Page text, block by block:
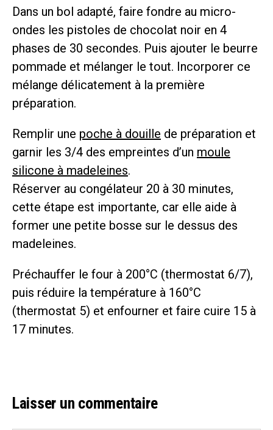
Dans un bol adapté, faire fondre au micro-
ondes les pistoles de chocolat noir en 4
phases de 30 secondes. Puis ajouter le beurre
pommade et mélanger le tout. Incorporer ce
mélange délicatement à la première
préparation.
Remplir une poche à douille de préparation et
garnir les 3/4 des empreintes d’un moule
silicone à madeleines.
Réserver au congélateur 20 à 30 minutes,
cette étape est importante, car elle aide à
former une petite bosse sur le dessus des
madeleines.
Préchauffer le four à 200°C (thermostat 6/7),
puis réduire la température à 160°C
(thermostat 5) et enfourner et faire cuire 15 à
17 minutes.
Laisser un commentaire